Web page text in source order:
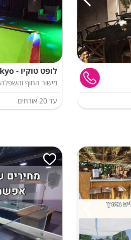
לופט טוקיו - Loft Tokyo
מישור החוף והשפלה
עד 20אורחים